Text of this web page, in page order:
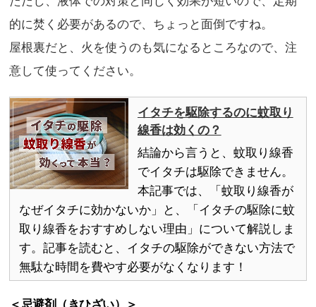
的に焚く必要があるので、ちょっと面倒ですね。
屋根裏だと、火を使うのも気になるところなので、注
意して使ってください。
イタチを駆除するのに蚊取り
線香は効くの？
結論から言うと、蚊取り線香
でイタチは駆除できません。
本記事では、「蚊取り線香が
なぜイタチに効かないか」と、「イタチの駆除に蚊
取り線香をおすすめしない理由」について解説しま
す。記事を読むと、イタチの駆除ができない方法で
無駄な時間を費やす必要がなくなります！